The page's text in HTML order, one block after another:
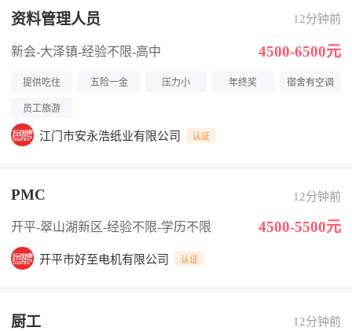
资料管理人员 12分钟前
新会-大泽镇-经验不限-高中 4500-6500元
提供吃住 五险一金 压力小 年终奖 宿舍有空调
员工旅游
江门市安永浩纸业有限公司 认证
PMC 12分钟前
开平-翠山湖新区-经验不限-学历不限 4500-5500元
开平市好至电机有限公司 认证
厨工 12分钟前